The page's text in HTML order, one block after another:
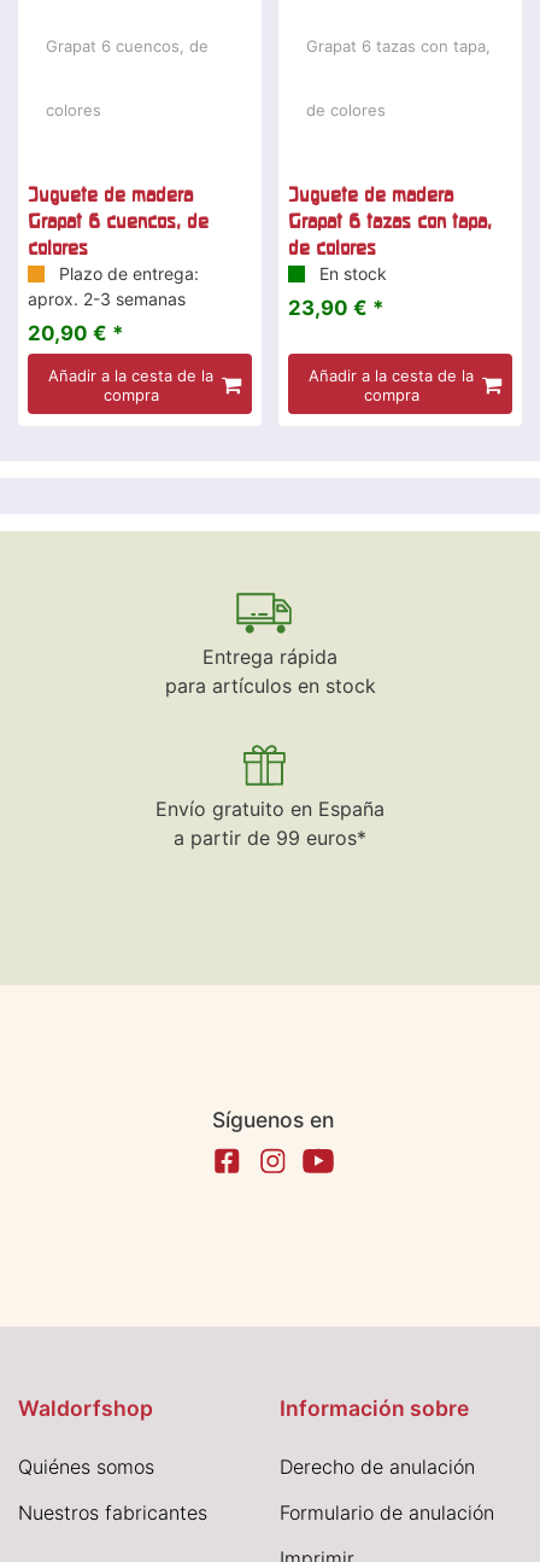
Juguete de madera
Grapat 6 cuencos, de
colores
Plazo de entrega:
aprox. 2-3 semanas
20,90 € *
Añadir a la cesta de la
compra
Juguete de madera
Grapat 6 tazas con tapa,
de colores
En stock
23,90 € *
Añadir a la cesta de la
compra
Entrega rápida
para artículos en stock
Envío gratuito en España
a partir de 99 euros*
Síguenos en
Waldorfshop
Quiénes somos
Nuestros fabricantes
Información sobre
Derecho de anulación
Formulario de anulación